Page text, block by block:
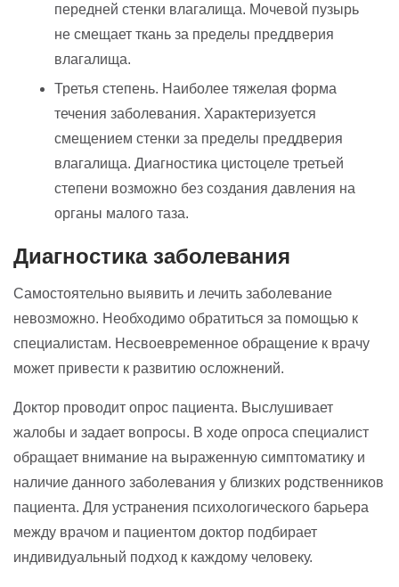
передней стенки влагалища. Мочевой пузырь
не смещает ткань за пределы преддверия
влагалища.
Третья степень. Наиболее тяжелая форма
течения заболевания. Характеризуется
смещением стенки за пределы преддверия
влагалища. Диагностика цистоцеле третьей
степени возможно без создания давления на
органы малого таза.
Диагностика заболевания
Самостоятельно выявить и лечить заболевание
невозможно. Необходимо обратиться за помощью к
специалистам. Несвоевременное обращение к врачу
может привести к развитию осложнений.
Доктор проводит опрос пациента. Выслушивает
жалобы и задает вопросы. В ходе опроса специалист
обращает внимание на выраженную симптоматику и
наличие данного заболевания у близких родственников
пациента. Для устранения психологического барьера
между врачом и пациентом доктор подбирает
индивидуальный подход к каждому человеку.